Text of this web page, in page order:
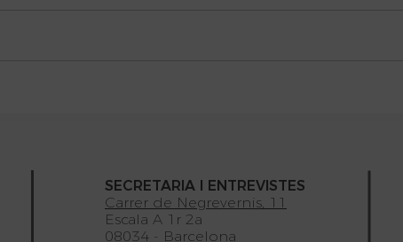
SECRETARIA I ENTREVISTES
Carrer de Negrevernis, 11
Escala A 1r 2a
08034 - Barcelona